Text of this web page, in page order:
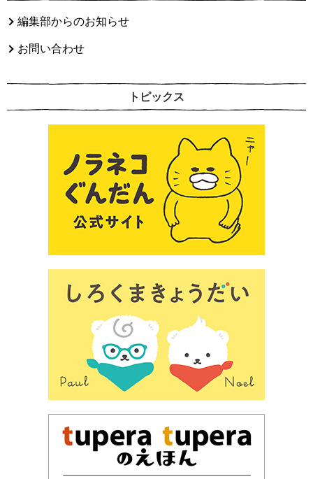
編集部からのお知らせ
お問い合わせ
トピックス